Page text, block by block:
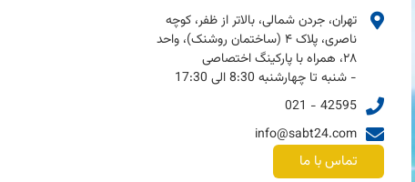
تهران، جردن شمالی، بالاتر از ظفر، کوچه
ناصری، پلاک ۴ (ساختمان روشنک)، واحد
۲۸، همراه با پارکینگ اختصاصی
- شنبه تا چهارشنبه 8:30 الی 17:30
42595 - 021
info@sabt24.com
تماس با ما